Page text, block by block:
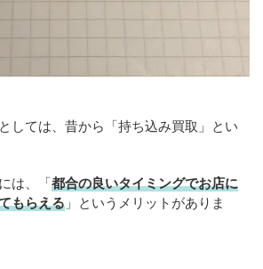
しては、昔から「持ち込み買取」とい
は、「都合の良いタイミングでお店に
もらえる 」というメリットがありま